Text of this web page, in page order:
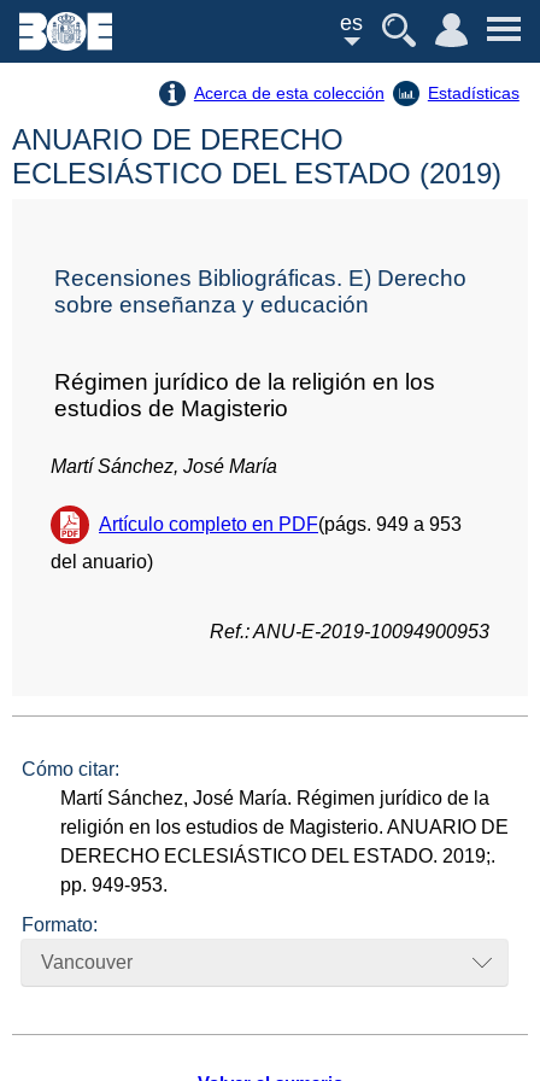
es
Acerca de esta colección Estadísticas
ANUARIO DE DERECHO
ECLESIÁSTICO DEL ESTADO (2019)
Recensiones Bibliográficas. E) Derecho
sobre enseñanza y educación
Régimen jurídico de la religión en los
estudios de Magisterio
Martí Sánchez, José María
Artículo completo en PDF(págs. 949 a 953
del anuario)
Ref.: ANU-E-2019-10094900953
Cómo citar:
Martí Sánchez, José María. Régimen jurídico de la
religión en los estudios de Magisterio. ANUARIO DE
DERECHO ECLESIÁSTICO DEL ESTADO. 2019;.
pp. 949-953.
Formato:
Vancouver